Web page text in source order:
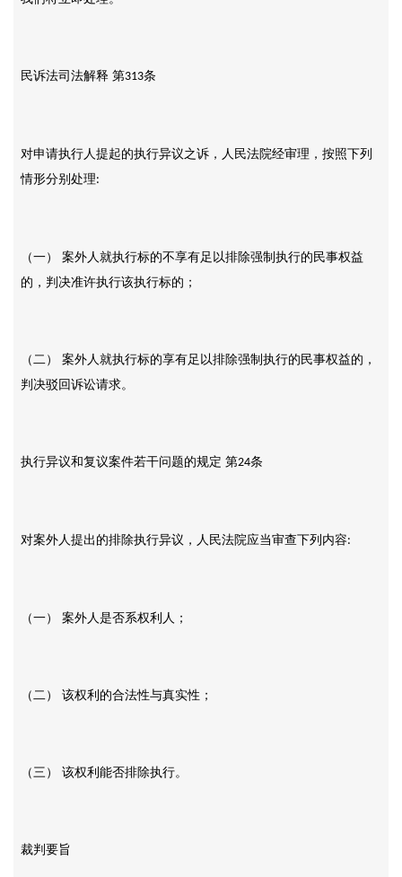
民诉法司法解释 第313条
对申请执行人提起的执行异议之诉，人民法院经审理，按照下列
情形分别处理:
（一）
案外人就执行标的不享有足以排除强制执行的民事权益
的，判决准许执行该执行标的；
（二）
案外人就执行标的享有足以排除强制执行的民事权益的，
判决驳回诉讼请求。
执行异议和复议案件若干问题的规定 第24条
对案外人提出的排除执行异议，人民法院应当审查下列内容:
（一） 案外人是否系权利人；
（二） 该权利的合法性与真实性；
（三） 该权利能否排除执行。
裁判要旨